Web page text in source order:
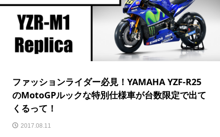
ファッションライダー必見！YAMAHA YZF-R25
のMotoGPルックな特別仕様車が台数限定で出て
くるって！
2017.08.11